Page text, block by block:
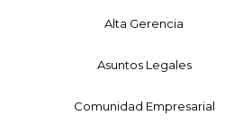
Alta Gerencia
Asuntos Legales
Comunidad Empresarial